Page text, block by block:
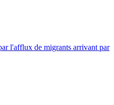
l'afflux de migrants arrivant par